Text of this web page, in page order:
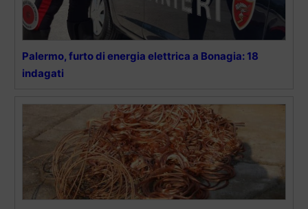
Palermo, furto di energia elettrica a Bonagia: 18
indagati